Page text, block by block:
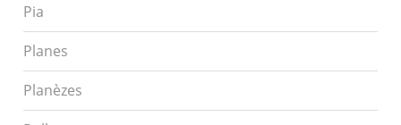
Pia
Planes
Planèzes